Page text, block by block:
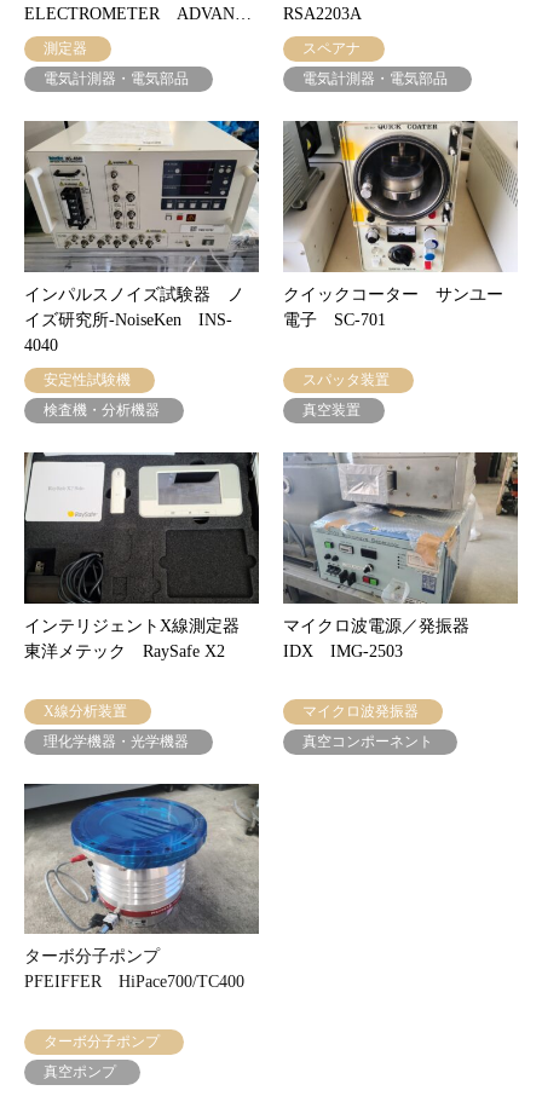
ELECTROMETER ADVAN…
測定器
電気計測器・電気部品
RSA2203A
スペアナ
電気計測器・電気部品
インパルスノイズ試験器 ノ
イズ研究所-NoiseKen INS-
4040
安定性試験機
検査機・分析機器
クイックコーター サンユー
電子 SC-701
スパッタ装置
真空装置
インテリジェントX線測定器
東洋メテック RaySafe X2
X線分析装置
理化学機器・光学機器
マイクロ波電源／発振器
IDX IMG-2503
マイクロ波発振器
真空コンポーネント
ターボ分子ポンプ
PFEIFFER HiPace700/TC400
ターボ分子ポンプ
真空ポンプ